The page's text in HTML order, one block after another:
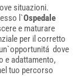
situazioni.
l`Ospedale
e maturare
per il corretto
dove
e adattamento,
tuo percorso